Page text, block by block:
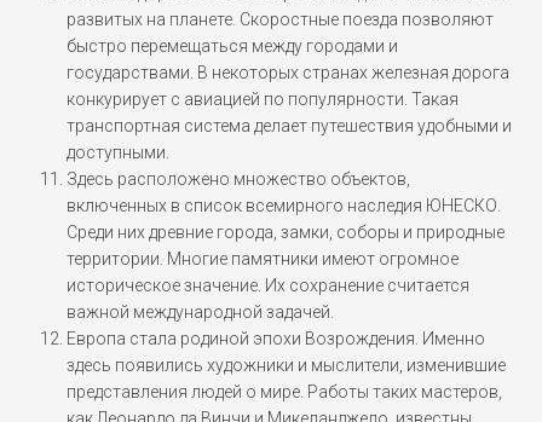
развитых на планете. Скоростные поезда позволяют
быстро перемещаться между городами и
государствами. В некоторых странах железная дорога
конкурирует с авиацией по популярности. Такая
транспортная система делает путешествия удобными и
доступными.
Здесь расположено множество объектов,
включенных в список всемирного наследия ЮНЕСКО.
Среди них древние города, замки, соборы и природные
территории. Многие памятники имеют огромное
историческое значение. Их сохранение считается
важной международной задачей.
Европа стала родиной эпохи Возрождения. Именно
здесь появились художники и мыслители, изменившие
представления людей о мире. Работы таких мастеров,